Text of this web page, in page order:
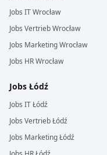
Jobs ITWrocław
Jobs VertriebWrocław
Jobs MarketingWrocław
Jobs HRWrocław
Jobs Łódź
Jobs ITŁódź
Jobs VertriebŁódź
Jobs MarketingŁódź